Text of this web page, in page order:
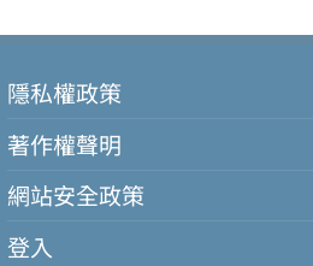
隱私權政策
著作權聲明
網站安全政策
登入